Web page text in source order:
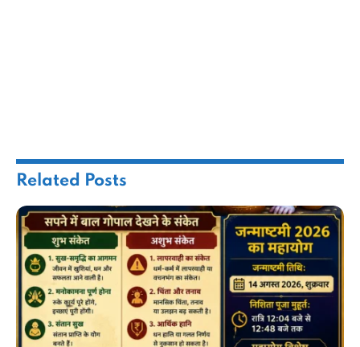
Related Posts